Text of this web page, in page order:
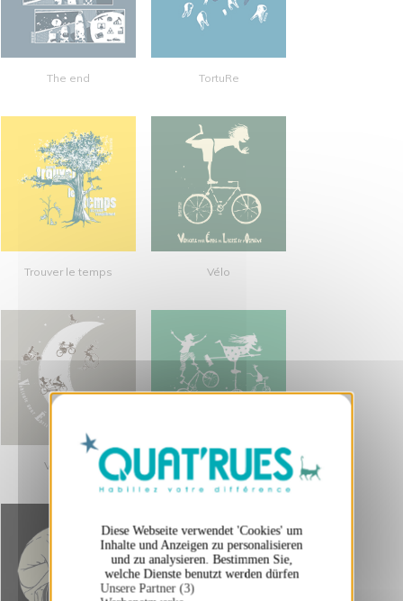
Diese Webseite verwendet 'Cookies' um
Inhalte und Anzeigen zu personalisieren
und zu analysieren. Bestimmen Sie,
welche Dienste benutzt werden dürfen
Unsere Partner (3)
The end TortuRe
Trouver le temps Vélo
Vélo lune Vélo trio